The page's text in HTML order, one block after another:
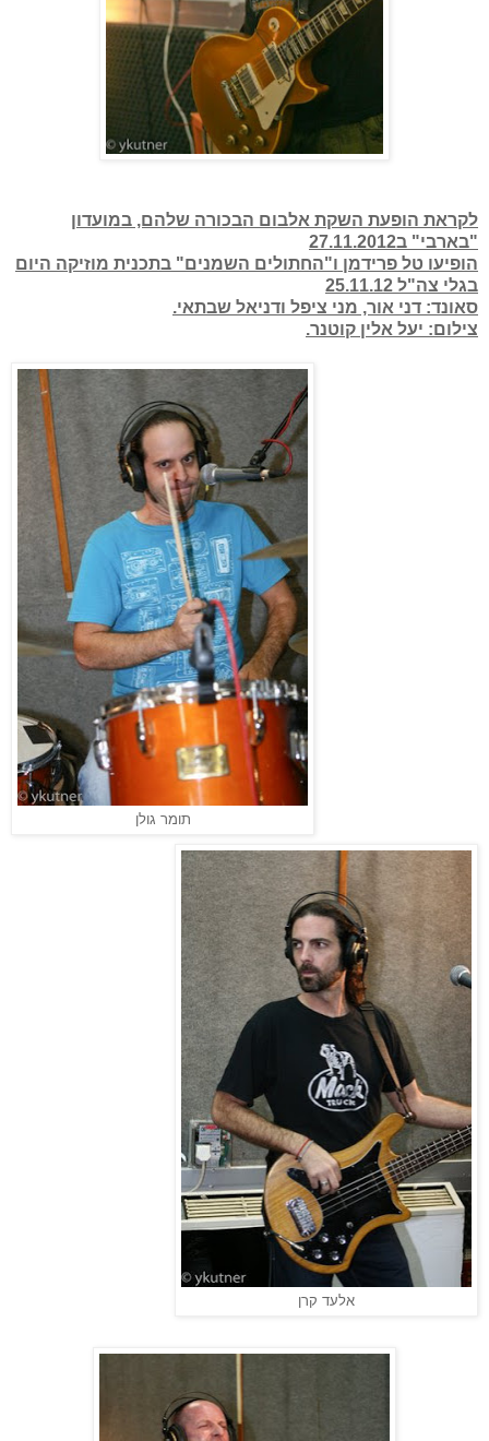
לקראת הופעת השקת אלבום הבכורה שלהם, במועדון
"בארבי" ב27.11.2012
הופיעו טל פרידמן ו"החתולים השמנים" בתכנית מוזיקה היום
בגלי צה"ל 25.11.12
סאונד: דני אור, מני ציפל ודניאל שבתאי.
צילום: יעל אלין קוטנר.
תומר גולן
אלעד קרן